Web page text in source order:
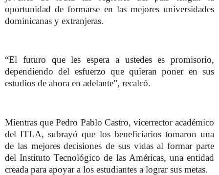
oportunidad de formarse en las mejores universidades
dominicanas y extranjeras.
“El futuro que les espera a ustedes es promisorio,
dependiendo del esfuerzo que quieran poner en sus
estudios de ahora en adelante”, recalcó.
Mientras que Pedro Pablo Castro, vicerrector académico
del ITLA, subrayó que los beneficiarios tomaron una
de las mejores decisiones de sus vidas al formar parte
del Instituto Tecnológico de las Américas, una entidad
creada para apoyar a los estudiantes a lograr sus metas.